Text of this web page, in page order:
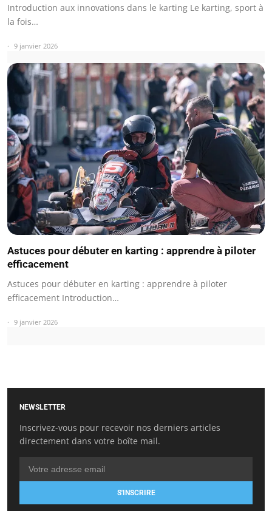
Introduction aux innovations dans le karting Le karting, sport à
la fois…
9 janvier 2026
Astuces pour débuter en karting : apprendre à piloter
efficacement
Astuces pour débuter en karting : apprendre à piloter
efficacement Introduction…
9 janvier 2026
NEWSLETTER
Inscrivez-vous pour recevoir nos derniers articles
directement dans votre boîte mail.
S'INSCRIRE